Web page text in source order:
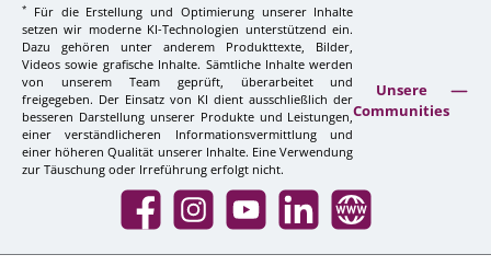
*
Für die Erstellung und Optimierung unserer Inhalte
setzen wir moderne KI-Technologien unterstützend ein.
Dazu gehören unter anderem Produkttexte, Bilder,
Videos sowie grafische Inhalte. Sämtliche Inhalte werden
von unserem Team geprüft, überarbeitet und
freigegeben. Der Einsatz von KI dient ausschließlich der
besseren Darstellung unserer Produkte und Leistungen,
einer verständlicheren Informationsvermittlung und
einer höheren Qualität unserer Inhalte. Eine Verwendung
zur Täuschung oder Irreführung erfolgt nicht.
Unsere
Communities
Facebook InstagramYouTube LinkedIn Website